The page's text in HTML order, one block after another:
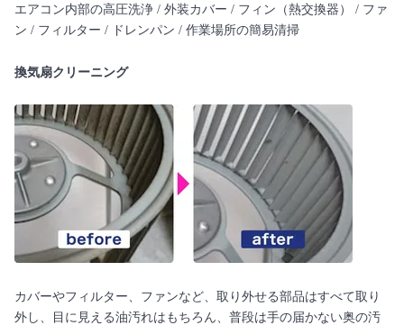
エアコン内部の高圧洗浄 / 外装カバー / フィン（熱交換器） / ファ
ン / フィルター / ドレンパン / 作業場所の簡易清掃
換気扇クリーニング
カバーやフィルター、ファンなど、取り外せる部品はすべて取り
外し、目に見える油汚れはもちろん、普段は手の届かない奥の汚